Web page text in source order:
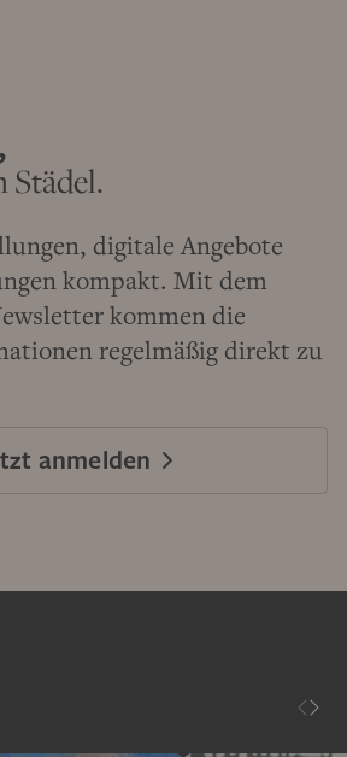
Städel.
digitale Angebote
kompakt. Mit dem
kommen die
regelmäßig direkt zu
anmelden